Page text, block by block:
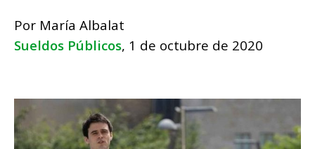
Por María Albalat
Sueldos Públicos, 1 de octubre de 2020